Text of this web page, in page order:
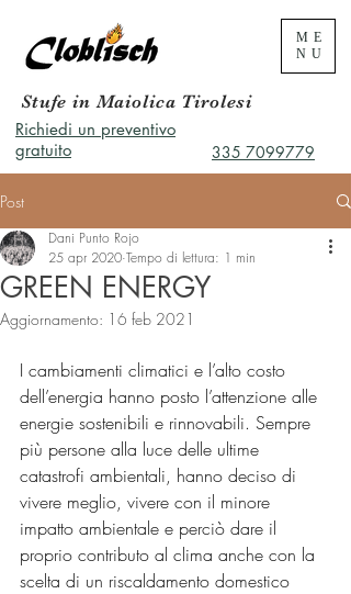
ME
NU
335 7099779
Richiedi un preventivo
gratuito
Stufe in Maiolica Tirolesi
Post
GREEN ENERGY
Dani Punto Rojo
25 apr 2020 Tempo di lettura: 1 min
Aggiornamento: 16 feb 2021
I cambiamenti climatici e l’alto costo
dell’energia hanno posto l’attenzione alle
energie sostenibili e rinnovabili. Sempre
più persone alla luce delle ultime
catastrofi ambientali, hanno deciso di
vivere meglio, vivere con il minore
impatto ambientale e perciò dare il
proprio contributo al clima anche con la
scelta di un riscaldamento domestico